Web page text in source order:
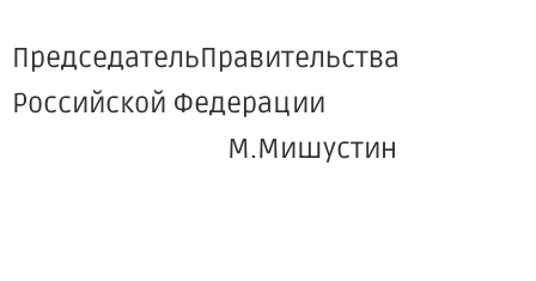
ПредседательПравительства
Российской Федерации
М.Мишустин